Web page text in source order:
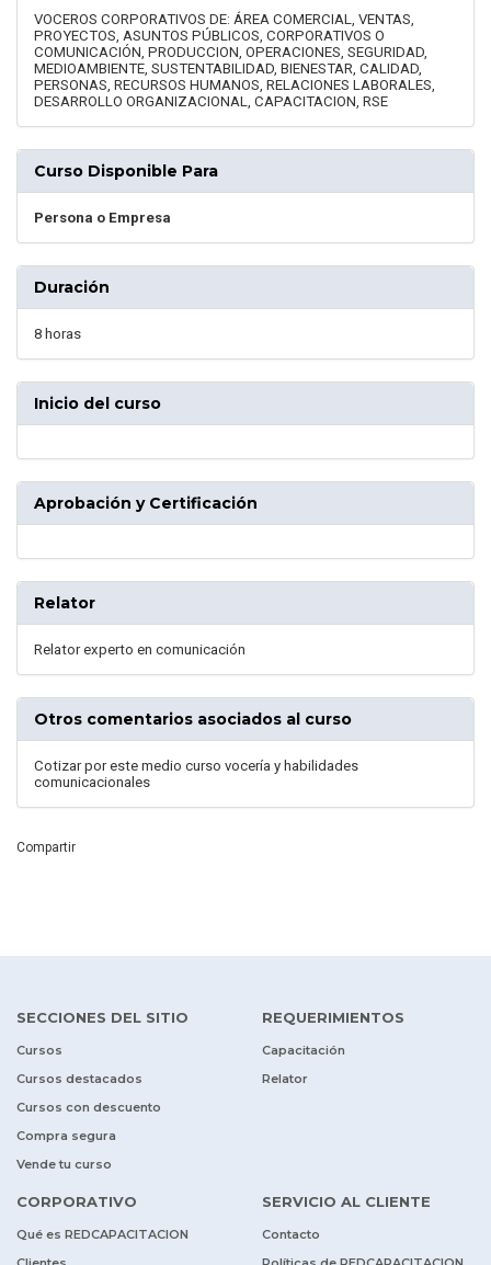
VOCEROS CORPORATIVOS DE: ÁREA COMERCIAL, VENTAS,
PROYECTOS, ASUNTOS PÚBLICOS, CORPORATIVOS O
COMUNICACIÓN, PRODUCCION, OPERACIONES, SEGURIDAD,
MEDIOAMBIENTE, SUSTENTABILIDAD, BIENESTAR, CALIDAD,
PERSONAS, RECURSOS HUMANOS, RELACIONES LABORALES,
DESARROLLO ORGANIZACIONAL, CAPACITACION, RSE
Curso Disponible Para
Persona o Empresa
Duración
8 horas
Inicio del curso
Aprobación y Certificación
Relator
Relator experto en comunicación
Otros comentarios asociados al curso
Cotizar por este medio curso vocería y habilidades
comunicacionales
Compartir
SECCIONES DEL SITIO
Cursos
Cursos destacados
Cursos con descuento
Compra segura
Vende tu curso
REQUERIMIENTOS
Capacitación
Relator
CORPORATIVO
Qué es REDCAPACITACION
SERVICIO AL CLIENTE
Contacto